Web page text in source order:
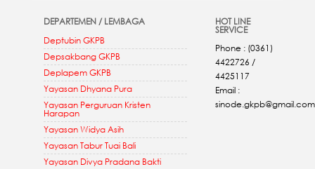
DEPARTEMEN / LEMBAGA
Deptubin GKPB
Depsakbang GKPB
Deplapem GKPB
Yayasan Dhyana Pura
Yayasan Perguruan Kristen
Harapan
Yayasan Widya Asih
Yayasan Tabur Tuai Bali
Yayasan Divya Pradana Bakti
HOT LINE
SERVICE
Phone : (0361)
4422726 /
4425117
Email :
sinode.gkpb@gmail.com